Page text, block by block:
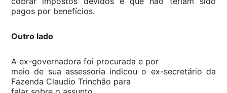
pagos por benefícios.
Outro lado
A ex-governadora foi procurada e por
meio de sua assessoria indicou o ex-secretário da
Fazenda Claudio Trinchão para